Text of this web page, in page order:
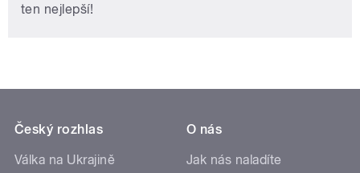
ten nejlepší!
Český rozhlas
Válka na Ukrajině
O nás
Jak nás naladíte